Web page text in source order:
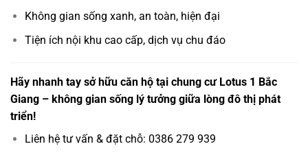
Không gian sống xanh, an toàn, hiện đại
Tiện ích nội khu cao cấp, dịch vụ chu đáo
Hãy nhanh tay sở hữu căn hộ tại chung cư Lotus 1 Bắc
Giang – không gian sống lý tưởng giữa lòng đô thị phát
triển!
Liên hệ tư vấn & đặt chỗ: 0386 279 939